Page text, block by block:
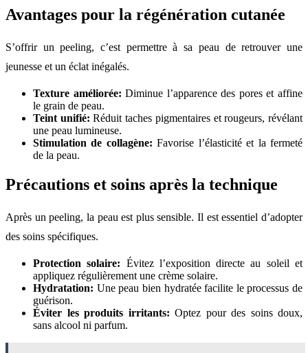
Avantages pour la régénération cutanée
S’offrir un peeling, c’est permettre à sa peau de retrouver une
jeunesse et un éclat inégalés.
Texture améliorée: Diminue l’apparence des pores et affine
le grain de peau.
Teint unifié: Réduit taches pigmentaires et rougeurs, révélant
une peau lumineuse.
Stimulation de collagène: Favorise l’élasticité et la fermeté
de la peau.
Précautions et soins après la technique
Après un peeling, la peau est plus sensible. Il est essentiel d’adopter
des soins spécifiques.
Protection solaire: Évitez l’exposition directe au soleil et
appliquez régulièrement une crème solaire.
Hydratation: Une peau bien hydratée facilite le processus de
guérison.
Éviter les produits irritants: Optez pour des soins doux,
sans alcool ni parfum.